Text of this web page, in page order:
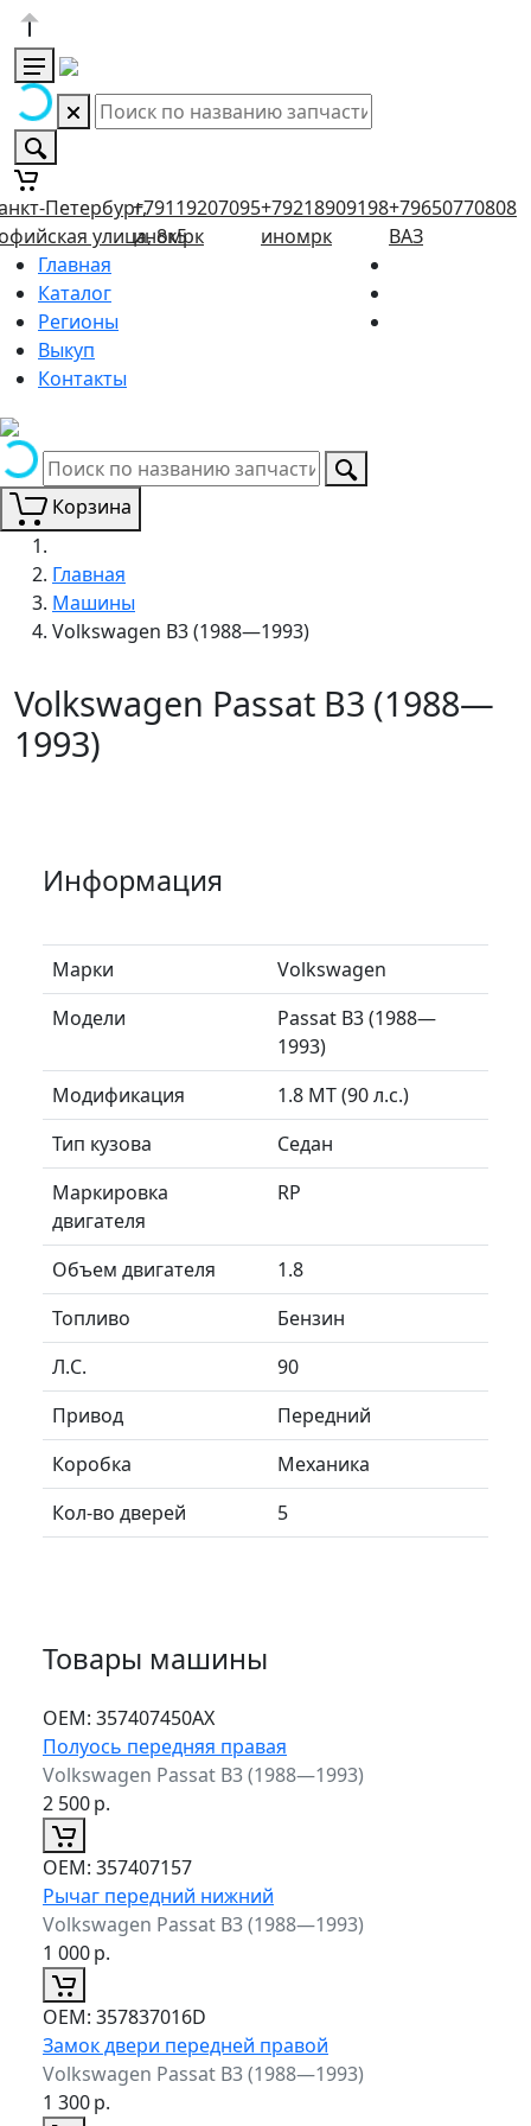
Петербург,
улица, 8к5
+79119207095
иномрк
+79218909198
иномрк
+79650770808
ВАЗ
Главная
Каталог
Регионы
Выкуп
Контакты
Корзина
Главная
Машины
Volkswagen B3 (1988—1993)
Volkswagen Passat B3 (1988—
1993)
Информация
Марки
Volkswagen
Модели
Passat B3 (1988—
1993)
Модификация
1.8 MT (90 л.с.)
Тип кузова
Седан
Маркировка
двигателя
RP
Объем двигателя
1.8
Топливо
Бензин
Л.C.
90
Привод
Передний
Коробка
Механика
Кол-во дверей
5
Товары машины
ОЕМ: 357407450AX
Полуось передняя правая
Volkswagen Passat B3 (1988—1993)
2 500р.
ОЕМ: 357407157
Рычаг передний нижний
Volkswagen Passat B3 (1988—1993)
1 000р.
ОЕМ: 357837016D
Замок двери передней правой
Volkswagen Passat B3 (1988—1993)
1 300р.